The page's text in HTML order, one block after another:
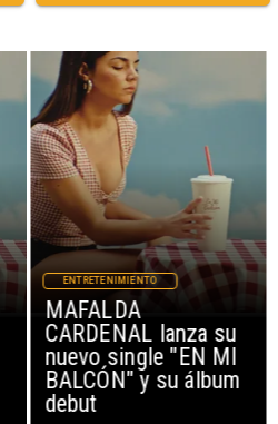
MAFALDA
CARDENAL lanza su
nuevo single "EN MI
BALCÓN" y su álbum
debut
ENTRETENIMIENTO